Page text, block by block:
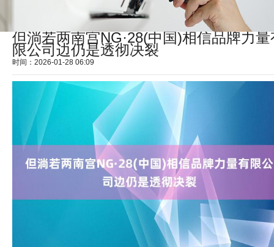
但淌若两南宫NG·28(中国)相信品牌力量
限公司边仍是透彻决裂
时间：2026-01-28 06:09